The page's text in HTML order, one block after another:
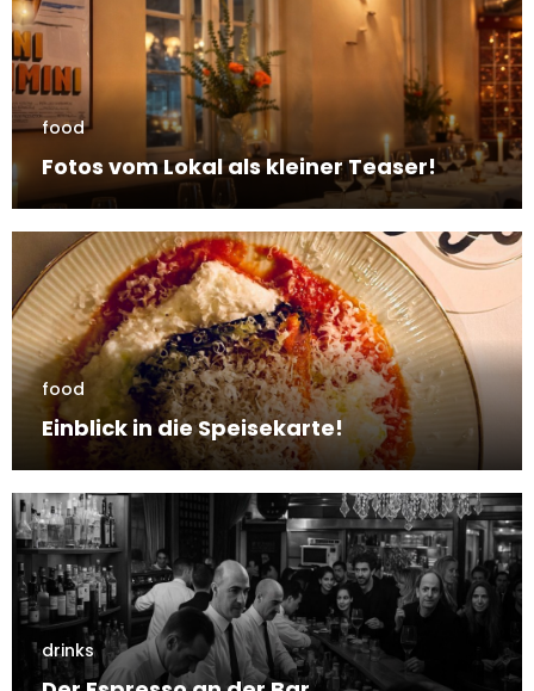
food
Fotos vom Lokal als kleiner Teaser!
food
Einblick in die Speisekarte!
drinks